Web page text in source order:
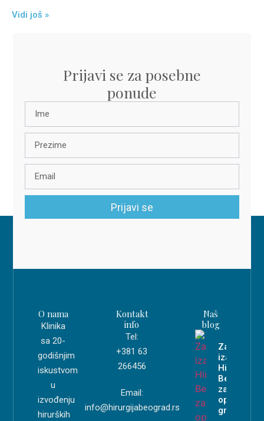
Vidi još »
Prijavi se za posebne
ponude
Prijavi se
O nama
Klinika
sa 20-
godišnjim
iskustvom
u
izvođenju
hirurških
Kontakt
info
Tel:
+381 63
266456
Email:
info@hirurgijabeograd.rs
Naš
blog
Zašto
izabrati
Hirurgiju
Beograd
za
operaciju
grudi?